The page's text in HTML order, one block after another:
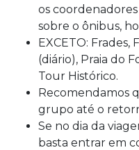
os
sobre o ônibus,
EXCETO: Frades,
(diário), Praia do
Tour Histórico.
Recomendamos
grupo até o
Se no dia da
basta entrar em